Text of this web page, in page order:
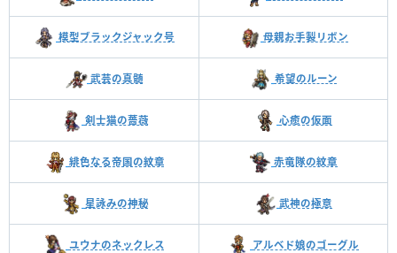
模型ブラックジャック号 母親お手製リボン
武芸の真髄 希望のルーン
剣士猫の薔薇 心癒の仮面
緋色なる帝国の紋章 赤竜隊の紋章
星詠みの神秘 武神の極意
ユウナのネックレス アルベド娘のゴーグル